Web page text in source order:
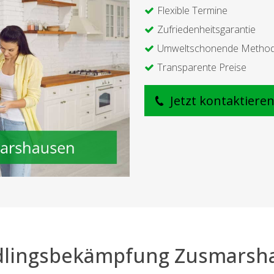
Flexible Termine
Zufriedenheitsgarantie
Umweltschonende
Transparente Preise
Jetzt kontaktieren